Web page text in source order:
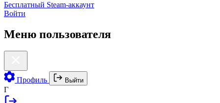
Бесплатный Steam-аккаунт
Войти
Меню пользователя
Профиль Выйти
Г